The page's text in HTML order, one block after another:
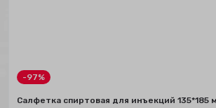
-97%
Салфетка спиртовая для инъекций